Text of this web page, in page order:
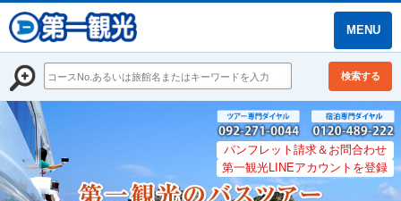
MENU
検索する
パンフレット請求＆お問合わせ
第一観光LINEアカウントを登録